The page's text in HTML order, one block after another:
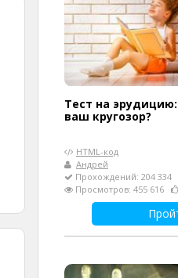
Тест на
ваш кругозор?
HTML-код
Андрей
Прохождений: 204 334
Просмотров: 455 616